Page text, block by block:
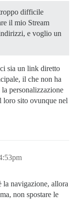
difficile
il mio Stream
e voglio un
sia un link diretto
il che non ha
personalizzazione
loro sito ovunque nel
la navigazione, allora
non spostare le